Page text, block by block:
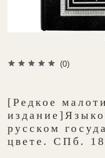
(0)
[Редкое
русском
цвете. СПб.